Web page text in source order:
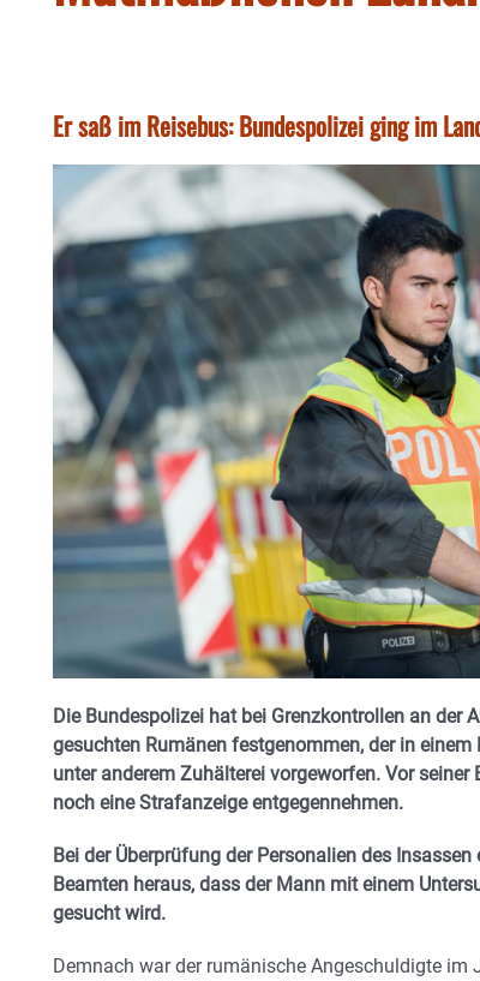
Er saß im Reisebus: Bundespolizei ging im
Die Bundespolizei hat bei Grenzkontrollen an der
gesuchten Rumänen festgenommen, der in
unter anderem Zuhälterei vorgeworfen. Vor
noch eine Strafanzeige entgegennehmen.
Bei der Überprüfung der Personalien des
Beamten heraus, dass der Mann mit einem
gesucht wird.
Demnach war der rumänische Angeschuldigte